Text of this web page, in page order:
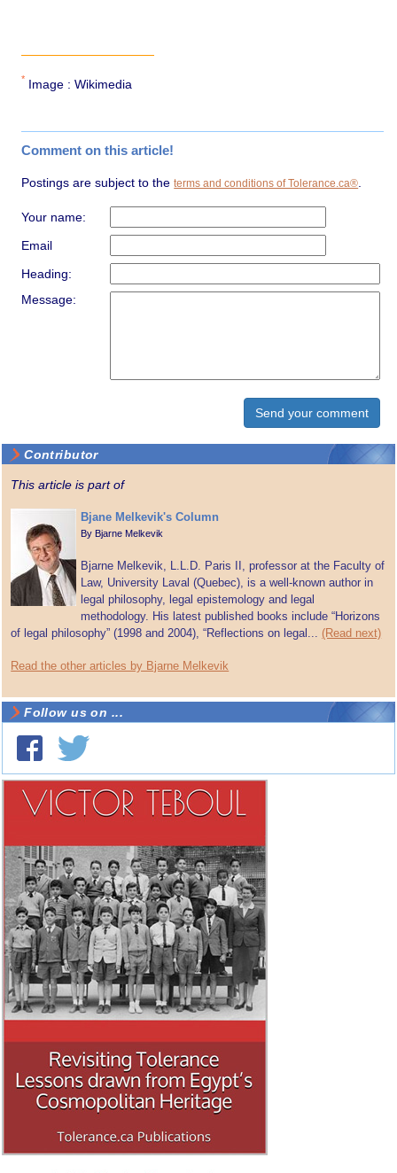
* Image : Wikimedia
Comment on this article!
Postings are subject to theterms and conditions of Tolerance.ca®.
Your name:
Email
Heading:
Message:
Contributor
This article is part of
Bjane Melkevik's Column
By Bjarne Melkevik
Bjarne Melkevik, L.L.D. Paris II, professor at the Faculty of
Law, University Laval (Quebec), is a well-known author in
legal philosophy, legal epistemology and legal
methodology. His latest published books include “Horizons
of legal philosophy” (1998 and 2004), “Reflections on legal... (Read next)
Read the other articles by Bjarne Melkevik
Follow us on ...